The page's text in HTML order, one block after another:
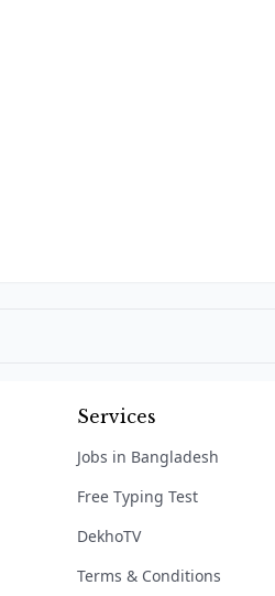
Services
Jobs in Bangladesh
Free Typing Test
DekhoTV
Terms & Conditions